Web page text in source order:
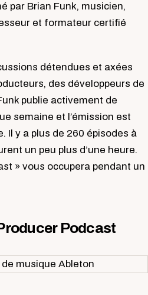
par Brian Funk, musicien,
et formateur certifié
détendues et axées
des développeurs de
publie activement de
semaine et l’émission est
Il y a plus de 260 épisodes à
un peu plus d’une heure.
» vous occupera pendant un
Podcast